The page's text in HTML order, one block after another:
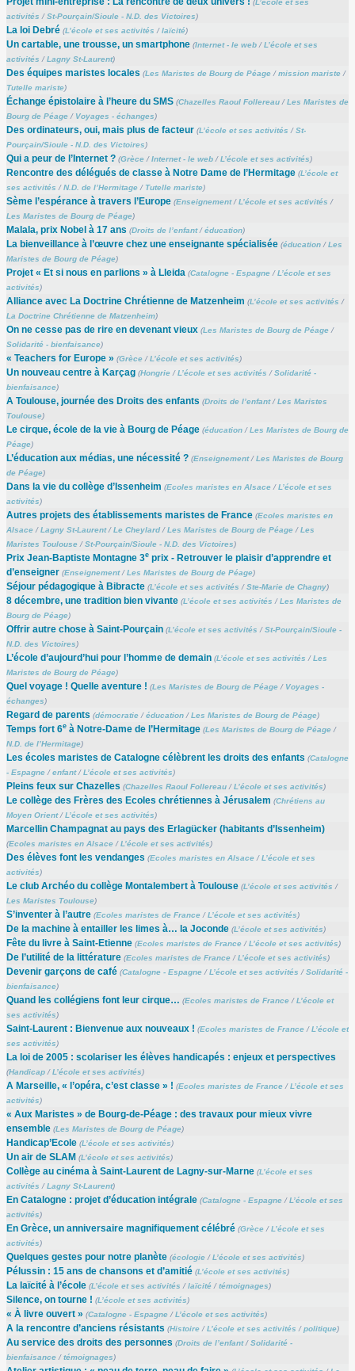
(L’école et ses
activités /St-Pourçain/Sioule - N.D. des Victoires)
La loi Debré (L’école et ses activités /laïcité)
Un cartable, une trousse, un smartphone (Internet - le web/L’école et ses
activités /Lagny St-Laurent)
Des équipes maristes locales (Les Maristes de Bourg de Péage/mission mariste/
Tutelle mariste)
Échange épistolaire à l’heure du SMS (Chazelles Raoul Follereau/Les Maristes de
Bourg de Péage/ Voyages - échanges)
Des ordinateurs, oui, mais plus de facteur (L’école et ses activités /St-
Pourçain/Sioule - N.D. des Victoires)
Qui a peur de l’Internet ? (Grèce/Internet - le web/L’école et ses activités)
Rencontre des délégués de classe à Notre Dame de l’Hermitage (L’école et
ses activités /N.D. de l’Hermitage/ Tutelle mariste)
Sème l’espérance à travers l’Europe (Enseignement/L’école et ses activités /
Les Maristes de Bourg de Péage)
Malala, prix Nobel à 17 ans (Droits de l’enfant/éducation)
La bienveillance à l’œuvre chez une enseignante spécialisée (éducation/Les
Maristes de Bourg de Péage)
Projet « Et si nous en parlions » à Lleida (Catalogne - Espagne/L’école et ses
activités)
Alliance avec La Doctrine Chrétienne de Matzenheim (L’école et ses activités /
La Doctrine Chrétienne de Matzenheim)
On ne cesse pas de rire en devenant vieux (Les Maristes de Bourg de Péage/
Solidarité - bienfaisance)
« Teachers for Europe » (Grèce/L’école et ses activités)
Un nouveau centre à Karçag (Hongrie/L’école et ses activités /Solidarité -
bienfaisance)
A Toulouse, journée des Droits des enfants (Droits de l’enfant/Les Maristes
Toulouse)
Le cirque, école de la vie à Bourg de Péage (éducation/Les Maristes de Bourg de
Péage)
L’éducation aux médias, une nécessité ? (Enseignement/Les Maristes de Bourg
de Péage)
Dans la vie du collège d’Issenheim (Ecoles maristes en Alsace/L’école et ses
activités)
Autres projets des établissements maristes de France (Ecoles maristes en
Alsace/Lagny St-Laurent/Le Cheylard/Les Maristes de Bourg de Péage/Les
Maristes Toulouse/St-Pourçain/Sioule - N.D. des Victoires)
Prix Jean-Baptiste Montagne 3eprix - Retrouver le plaisir d’apprendre et
d’enseigner (Enseignement/Les Maristes de Bourg de Péage)
Séjour pédagogique à Bibracte (L’école et ses activités /Ste-Marie de Chagny)
8 décembre, une tradition bien vivante (L’école et ses activités /Les Maristes de
Bourg de Péage)
Offrir autre chose à Saint-Pourçain (L’école et ses activités /St-Pourçain/Sioule -
N.D. des Victoires)
L’école d’aujourd’hui pour l’homme de demain (L’école et ses activités /Les
Maristes de Bourg de Péage)
Quel voyage ! Quelle aventure ! (Les Maristes de Bourg de Péage/ Voyages -
échanges)
Regard de parents (démocratie/éducation/Les Maristes de Bourg de Péage)
Temps fort 6eà Notre-Dame de l’Hermitage (Les Maristes de Bourg de Péage/
N.D. de l’Hermitage)
Les écoles maristes de Catalogne célèbrent les droits des enfants (Catalogne
- Espagne/enfant/L’école et ses activités)
Pleins feux sur Chazelles (Chazelles Raoul Follereau/L’école et ses activités)
Le collège des Frères des Ecoles chrétiennes à Jérusalem (Chrétiens au
Moyen Orient/L’école et ses activités)
Marcellin Champagnat au pays des Erlagücker (habitants d’Issenheim)
(Ecoles maristes en Alsace/L’école et ses activités)
Des élèves font les vendanges (Ecoles maristes en Alsace/L’école et ses
activités)
Le club Archéo du collège Montalembert à Toulouse (L’école et ses activités /
Les Maristes Toulouse)
S’inventer à l’autre (Ecoles maristes de France/L’école et ses activités)
De la machine à entailler les limes à… la Joconde (L’école et ses activités)
Fête du livre à Saint-Etienne (Ecoles maristes de France/L’école et ses activités)
De l’utilité de la littérature (Ecoles maristes de France/L’école et ses activités)
Devenir garçons de café (Catalogne - Espagne/L’école et ses activités /Solidarité -
bienfaisance)
Quand les collégiens font leur cirque… (Ecoles maristes de France/L’école et
ses activités)
Saint-Laurent : Bienvenue aux nouveaux ! (Ecoles maristes de France/L’école et
ses activités)
La loi de 2005 : scolariser les élèves handicapés : enjeux et perspectives
(Handicap/L’école et ses activités)
A Marseille, « l’opéra, c’est classe » ! (Ecoles maristes de France/L’école et ses
activités)
« Aux Maristes » de Bourg-de-Péage : des travaux pour mieux vivre
ensemble (Les Maristes de Bourg de Péage)
Handicap’Ecole (L’école et ses activités)
Un air de SLAM (L’école et ses activités)
Collège au cinéma à Saint-Laurent de Lagny-sur-Marne (L’école et ses
activités /Lagny St-Laurent)
En Catalogne : projet d’éducation intégrale (Catalogne - Espagne/L’école et ses
activités)
En Grèce, un anniversaire magnifiquement célébré (Grèce/L’école et ses
activités)
Quelques gestes pour notre planète (écologie/L’école et ses activités)
Pélussin : 15 ans de chansons et d’amitié (L’école et ses activités)
La laïcité à l’école (L’école et ses activités /laïcité/témoignages)
Silence, on tourne ! (L’école et ses activités)
« À livre ouvert » (Catalogne - Espagne/L’école et ses activités)
A la rencontre d’anciens résistants (Histoire/L’école et ses activités /politique)
Au service des droits des personnes (Droits de l’enfant/Solidarité -
bienfaisance/témoignages)